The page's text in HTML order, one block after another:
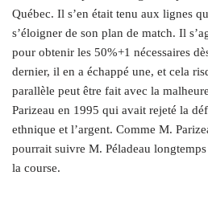
Québec. Il s’en était tenu aux lignes
s’éloigner de son plan de match. Il
pour obtenir les 50%+1 nécessaires
dernier, il en a échappé une, et cela
parallèle peut être fait avec la
Parizeau en 1995 qui avait rejeté la
ethnique et l’argent. Comme M.
pourrait suivre M. Péladeau
la course.